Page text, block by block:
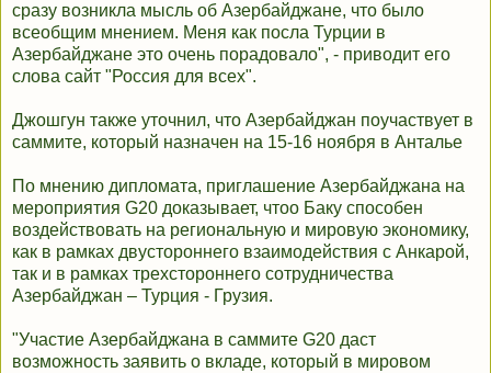
сразу возникла мысль об Азербайджане, что было
всеобщим мнением. Меня как посла Турции в
Азербайджане это очень порадовало", - приводит его
слова сайт "Россия для всех".
Джошгун также уточнил, что Азербайджан поучаствует в
саммите, который назначен на 15-16 ноября в Анталье
По мнению дипломата, приглашение Азербайджана на
мероприятия G20 доказывает, чтоо Баку способен
воздействовать на региональную и мировую экономику,
как в рамках двустороннего взаимодействия с Анкарой,
так и в рамках трехстороннего сотрудничества
Азербайджан – Турция - Грузия.
"Участие Азербайджана в саммите G20 даст
возможность заявить о вкладе, который в мировом